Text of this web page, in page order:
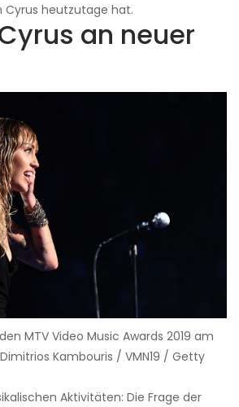
Cyrus heutzutage hat.
an neuer
MTV Video Music Awards 2019 am
Kambouris / VMN19 / Getty
Aktivitäten: Die Frage der